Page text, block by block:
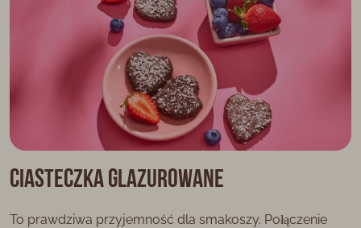
Ciasteczka glazurowane
To prawdziwa przyjemność dla smakoszy. Połączenie